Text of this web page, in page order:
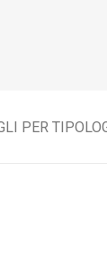
PER